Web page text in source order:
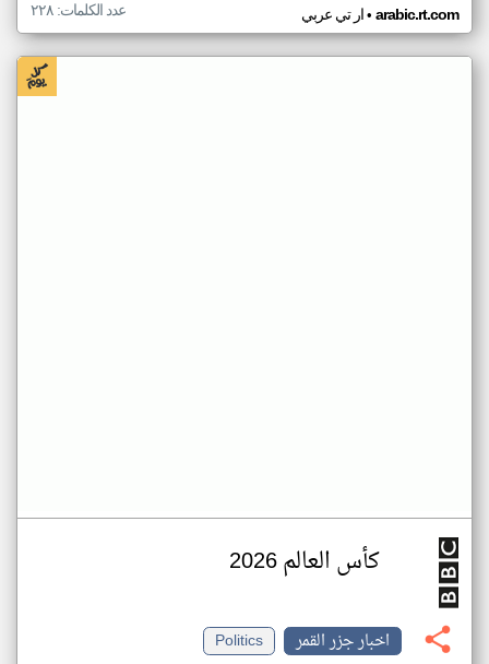
ار تي عربي• arabic.rt.com عدد الكلمات: ٢٢٨
كأس العالم 2026
اخبار جزر القمر
Politics